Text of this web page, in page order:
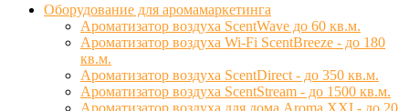
Оборудование для аромамаркетинга
Ароматизатор воздуха ScentWave до 60 кв.м.
Ароматизатор воздуха Wi-Fi ScentBreeze - до 180
кв.м.
Ароматизатор воздуха ScentDirect - до 350 кв.м.
Ароматизатор воздуха ScentStream - до 1500 кв.м.
Ароматизатор воздуха для дома Aroma XXI - до 20